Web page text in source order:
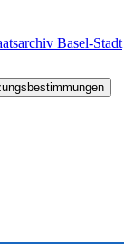
Basel-Stadt